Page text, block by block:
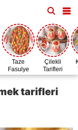
Taze
Fasulye
Zamanı
Çilekli
Tarifleri
tarifleri